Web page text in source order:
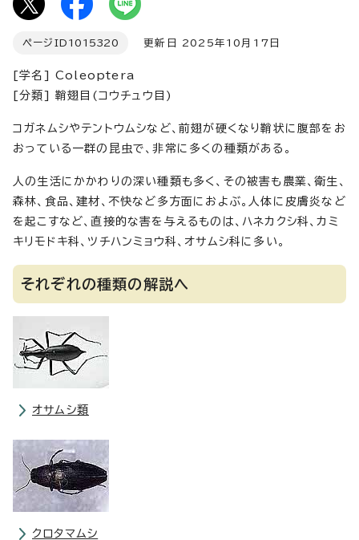
ページID 1015320 更新日 2025年10月17日
[学名] Coleoptera
[分類] 鞘翅目(コウチュウ目)
コガネムシやテントウムシなど、前翅が硬くなり鞘状に腹部をお
おっている一群の昆虫で、非常に多くの種類がある。
人の生活にかかわりの深い種類も多く、その被害も農業、衛生、
森林、食品、建材、不快など多方面におよぶ。人体に皮膚炎など
を起こすなど、直接的な害を与えるものは、ハネカクシ科、カミ
キリモドキ科、ツチハンミョウ科、オサムシ科に多い。
それぞれの種類の解説へ
オサムシ類
クロタマムシ